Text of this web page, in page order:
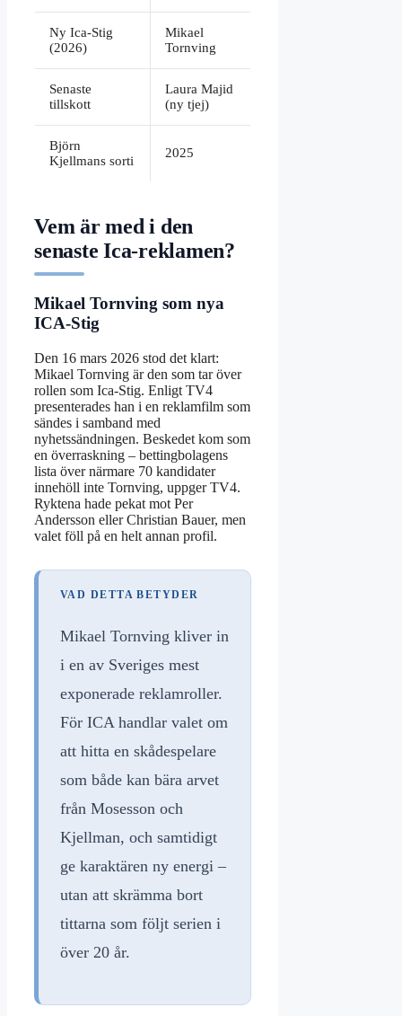
Ny Ica-Stig
(2026)
Mikael
Tornving
Senaste
tillskott
Laura Majid
(ny tjej)
Björn
Kjellmans sorti
2025
Vem är med i den
senaste Ica-reklamen?
Mikael Tornving som nya
ICA-Stig
Den 16 mars 2026 stod det klart:
Mikael Tornving är den som tar över
rollen som Ica-Stig. Enligt TV4
presenterades han i en reklamfilm som
sändes i samband med
nyhetssändningen. Beskedet kom som
en överraskning – bettingbolagens
lista över närmare 70 kandidater
innehöll inte Tornving, uppger TV4.
Ryktena hade pekat mot Per
Andersson eller Christian Bauer, men
valet föll på en helt annan profil.
VAD DETTA BETYDER
Mikael Tornving kliver in
i en av Sveriges mest
exponerade reklamroller.
För ICA handlar valet om
att hitta en skådespelare
som både kan bära arvet
från Mosesson och
Kjellman, och samtidigt
ge karaktären ny energi –
utan att skrämma bort
tittarna som följt serien i
över 20 år.